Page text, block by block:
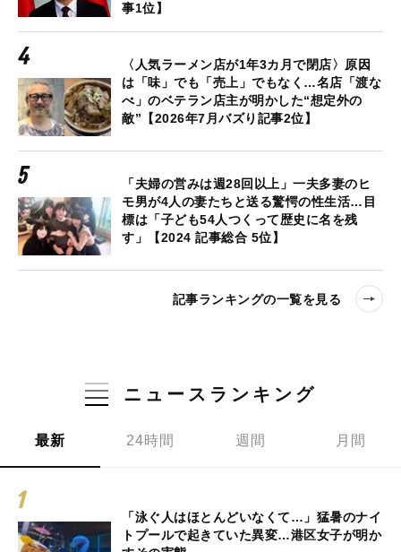
事1位】
〈人気ラーメン店が1年3カ月で閉店〉原因
は「味」でも「売上」でもなく…名店「渡な
べ」のベテラン店主が明かした“想定外の
敵”【2026年7月バズり記事2位】
「夫婦の営みは週28回以上」一夫多妻のヒ
モ男が4人の妻たちと送る驚愕の性生活…目
標は「子ども54人つくって歴史に名を残
す」【2024 記事総合 5位】
記事ランキングの一覧を見る
ニュースランキング
最新 24時間 週間 月間
「泳ぐ人はほとんどいなくて…」猛暑のナイ
トプールで起きていた異変…港区女子が明か